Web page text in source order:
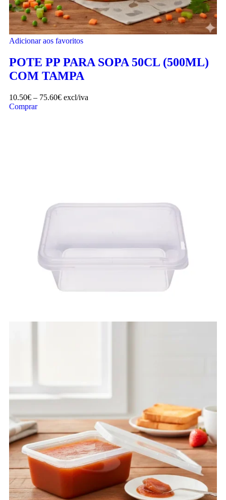
Adicionar aos favoritos
POTE PP PARA SOPA 50CL (500ML)
COM TAMPA
10.50€ – 75.60€ excl/iva
Comprar